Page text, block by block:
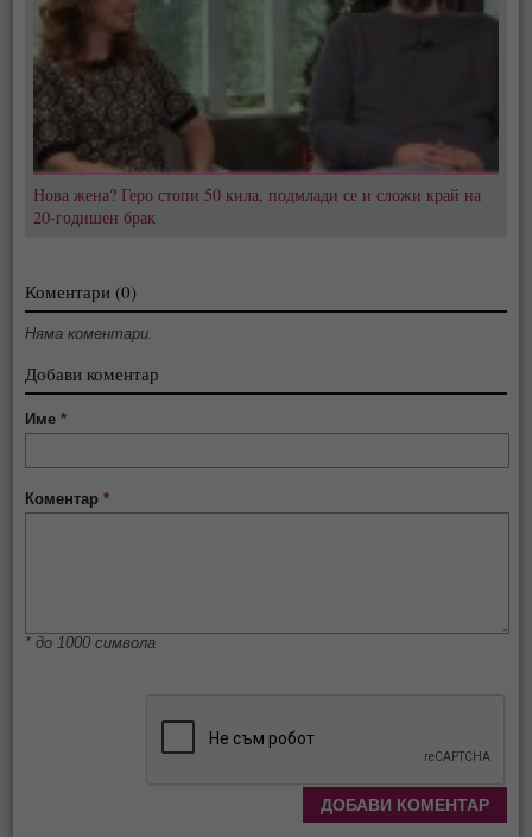
Нова жена? Геро стопи 50 кила, подмлади се и сложи край на
20-годишен брак
Коментари (0)
Няма коментари.
Добави коментар
Име*
Коментар*
* до 1000 символа